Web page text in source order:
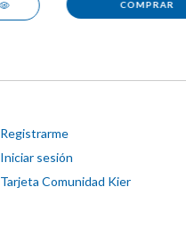
Registrarme
Iniciar sesión
Tarjeta Comunidad Kier